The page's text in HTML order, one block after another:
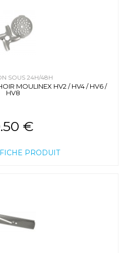
SOUS 24H/48H
MOULINEX HV2 / HV4 / HV6 /
HV8
€
PRODUIT